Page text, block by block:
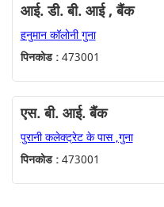
आई. डी. बी. आई , बैंक
हनुमान कॉलोनी गुना
पिनकोड :473001
एस. बी. आई. बैंक
पुरानी कलेक्ट्रेट के पास ,गुना
पिनकोड :473001